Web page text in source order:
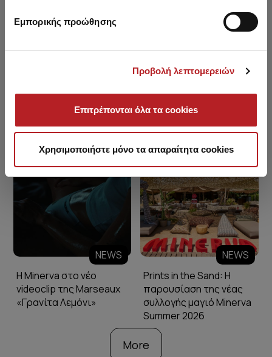
Εμπορικής προώθησης
Προβολή λεπτομερειών
Επιτρέπονται όλα τα cookies
Χρησιμοποιήστε μόνο τα απαραίτητα cookies
Minerva Blog
NEWS
Η Minerva στο νέο
videoclip της Marseaux
«Γρανίτα Λεμόνι»
NEWS
Prints in the Sand: Η
παρουσίαση της νέας
συλλογής μαγιό Minerva
Summer 2026
More